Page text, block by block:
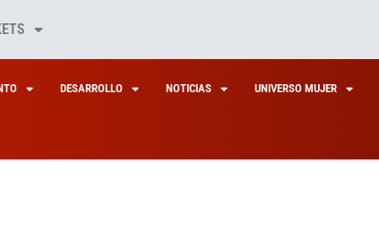
DESARROLLO NOTICIAS UNIVERSO MUJER